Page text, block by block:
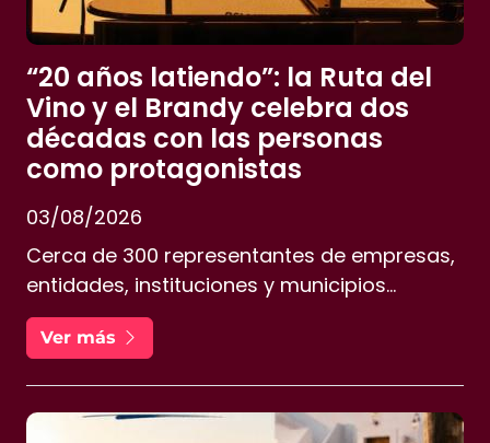
“20 años latiendo”: la Ruta del
Vino y el Brandy celebra dos
décadas con las personas
como protagonistas
03/08/2026
Cerca de 300 representantes de empresas,
entidades, instituciones y municipios
participaron en una gala marcada por la
emoción, la música y las historias humanas
Ver más